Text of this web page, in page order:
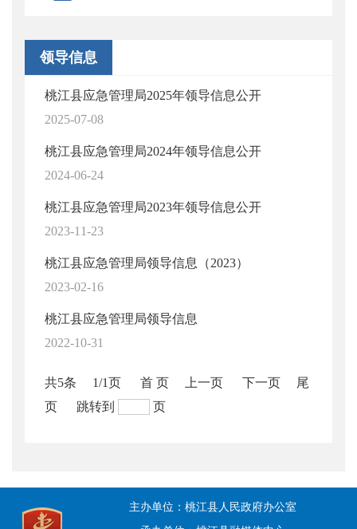
领导信息
桃江县应急管理局2025年领导信息公开
2025-07-08
桃江县应急管理局2024年领导信息公开
2024-06-24
桃江县应急管理局2023年领导信息公开
2023-11-23
桃江县应急管理局领导信息（2023）
2023-02-16
桃江县应急管理局领导信息
2022-10-31
共5条 1/1页 首 页 上一页 下一页
尾
页
跳转到 页
主办单位：桃江县人民政府办公室